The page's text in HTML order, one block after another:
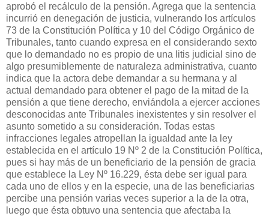
aprobó el recálculo de la pensión. Agrega que la sentencia
incurrió en denegación de justicia, vulnerando los artículos
73 de la Constitución Política y 10 del Código Orgánico de
Tribunales, tanto cuando expresa en el considerando sexto
que lo demandado no es propio de una litis judicial sino de
algo presumiblemente de naturaleza administrativa, cuanto
indica que la actora debe demandar a su hermana y al
actual demandado para obtener el pago de la mitad de la
pensión a que tiene derecho, enviándola a ejercer acciones
desconocidas ante Tribunales inexistentes y sin resolver el
asunto sometido a su consideración. Todas estas
infracciones legales atropellan la igualdad ante la ley
establecida en el artículo 19 Nº 2 de la Constitución Política,
pues si hay más de un beneficiario de la pensión de gracia
que establece la Ley Nº 16.229, ésta debe ser igual para
cada uno de ellos y en la especie, una de las beneficiarias
percibe una pensión varias veces superior a la de la otra,
luego que ésta obtuvo una sentencia que afectaba la